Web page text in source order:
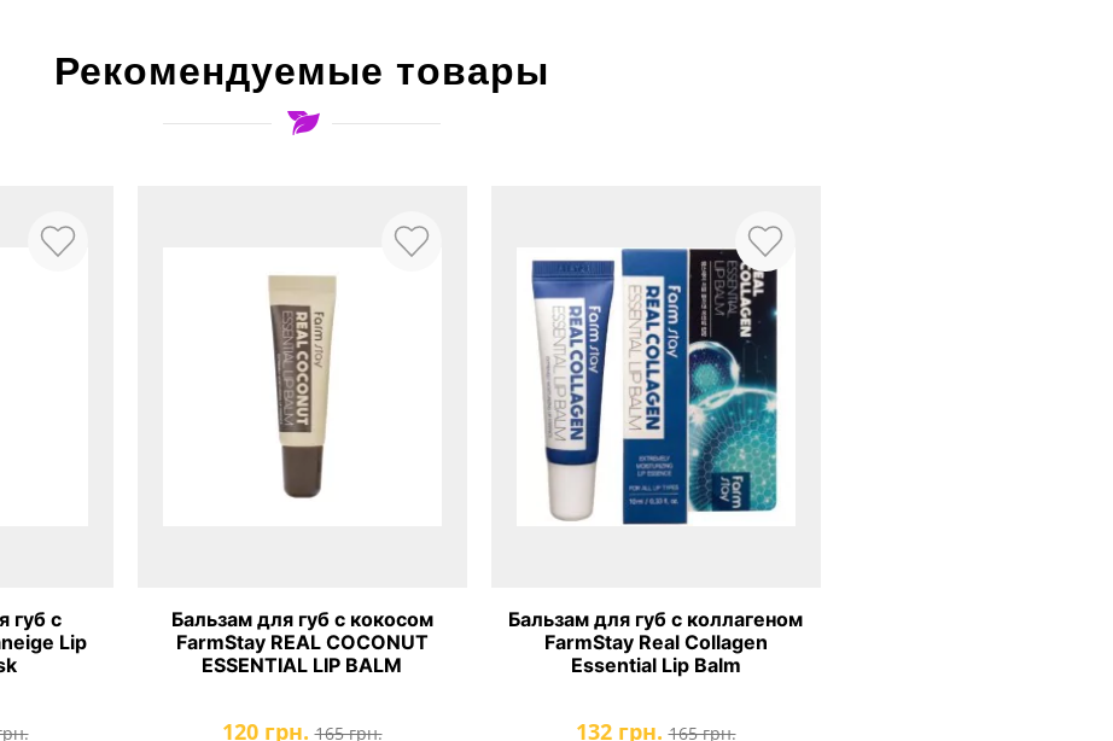
Рекомендуемые товары
губ с
Lip
Бальзам для губ с кокосом
FarmStay REAL COCONUT
ESSENTIAL LIP BALM
120 грн. 165 грн.
Бальзам для губ с коллагеном
FarmStay Real Collagen
Essential Lip Balm
132 грн. 165 грн.